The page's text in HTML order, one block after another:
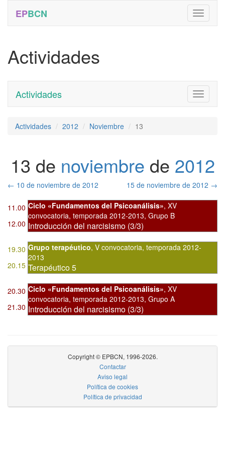
EPBCN
Actividades
Toggle
Actividades
Actividades 2012 Noviembre 13
13 de noviembre de 2012
← 10 de noviembre de 2012 15 de noviembre de 2012 →
11.00 Ciclo «Fundamentos del Psicoanálisis», XV
convocatoria, temporada 2012-2013, Grupo B
Introducción del narcisismo (3/3)
12.00
19.30 Grupo terapéutico, V convocatoria, temporada 2012-
2013
Terapéutico 5
20.15
20.30 Ciclo «Fundamentos del Psicoanálisis», XV
convocatoria, temporada 2012-2013, Grupo A
Introducción del narcisismo (3/3)
21.30
Copyright © EPBCN, 1996-2026.
Contactar
Aviso legal
Política de cookies
Política de privacidad